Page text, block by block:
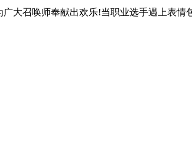
大召唤师奉献出欢乐!当职业选手遇上表